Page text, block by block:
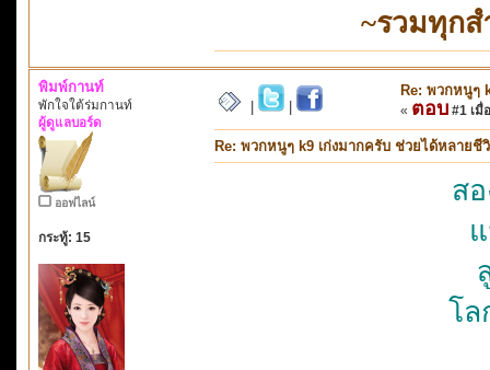
~รวมทุก
พิมพ์กานท์
พักใจใต้ร่มกานท์
ผู้ดูแลบอร์ด
ออฟไลน์
กระทู้: 15
Re: พวกหนูๆ
« ตอบ #1 เมื่
Re: พวกหนูๆ k9 เก่งมากครับ ช่วยได้หลายชี
ส
โล